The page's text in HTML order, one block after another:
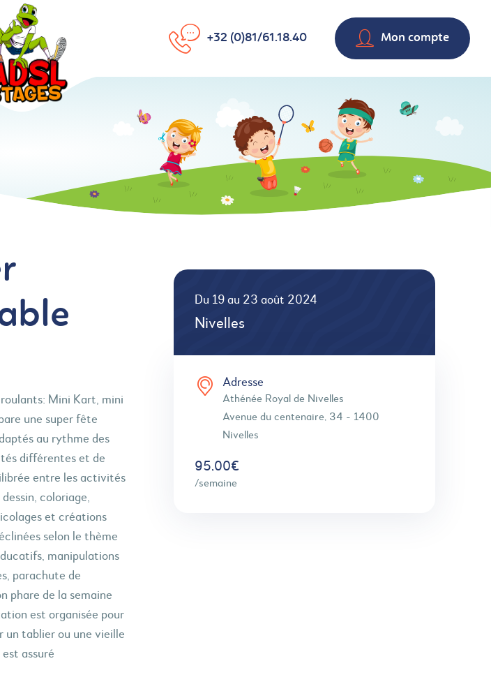
+32 (0)81/61.18.40 Mon compte
Mini Kart, mini
une super fête
au rythme des
différentes et de
entre les activités
coloriage,
et créations
selon le thème
manipulations
parachute de
phare de la semaine
est organisée pour
un tablier ou une vieille
assuré
Du 19 au 23 août 2024
Nivelles
Adresse
Athénée Royal de Nivelles
Avenue du centenaire, 34 - 1400
Nivelles
95,00€
/semaine